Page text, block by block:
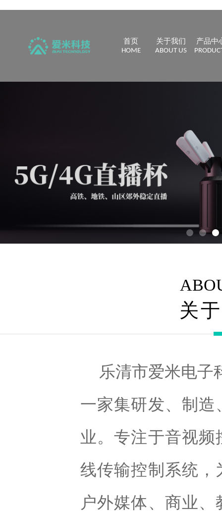
首页
HOME
关于我们
ABOUT US
产品中
关
乐清市爱米电子
一家集研发、制
业。专注于音视
线传输控制系统，
户外媒体、商业